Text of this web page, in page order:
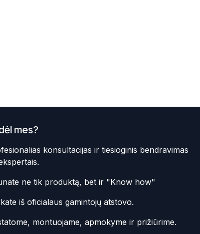
mes?
konsultacijas ir tiesioginis bendravimas
ne tik produktą, bet ir "Know how"
iš oficialaus gamintojų atstovo.
montuojame, apmokyme ir prižiūrime.